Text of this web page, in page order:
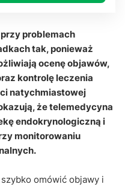
i odpowiednie
przy problemach
problemach
tak, ponieważ
ocenę objawów,
kontrolę leczenia
natychmiastowej
że telemedycyna
endokrynologiczną i
monitorowaniu
omówić objawy i